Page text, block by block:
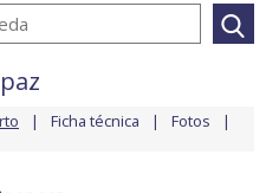
Ficha técnica Fotos